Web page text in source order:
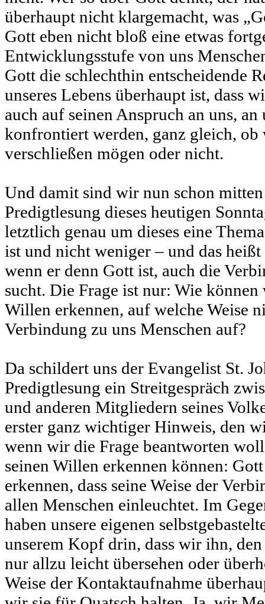
überhaupt nicht klargemacht, was
Gott eben nicht bloß eine etwas
Entwicklungsstufe von uns
Gott die schlechthin entscheidende
unseres Lebens überhaupt ist, dass
auch auf seinen Anspruch an uns, an
konfrontiert werden, ganz gleich,
verschließen mögen oder nicht.
Und damit sind wir nun schon
Predigtlesung dieses heutigen
letztlich genau um dieses eine
ist und nicht weniger – und das
wenn er denn Gott ist, auch die
sucht. Die Frage ist nur: Wie
Willen erkennen, auf welche Weise
Verbindung zu uns Menschen auf?
Da schildert uns der Evangelist St.
Predigtlesung ein Streitgespräch
und anderen Mitgliedern seines
erster ganz wichtiger Hinweis, den
wenn wir die Frage beantworten
seinen Willen erkennen können:
erkennen, dass seine Weise der
allen Menschen einleuchtet. Im
haben unsere eigenen
unserem Kopf drin, dass wir ihn,
nur allzu leicht übersehen oder
Weise der Kontaktaufnahme